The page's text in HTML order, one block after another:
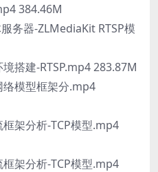
384.46M
务器-ZLMediaKit RTSP模
搭建-RTSP.mp4 283.87M
模型框架分.mp4
架分析-TCP模型.mp4
架分析-TCP模型.mp4